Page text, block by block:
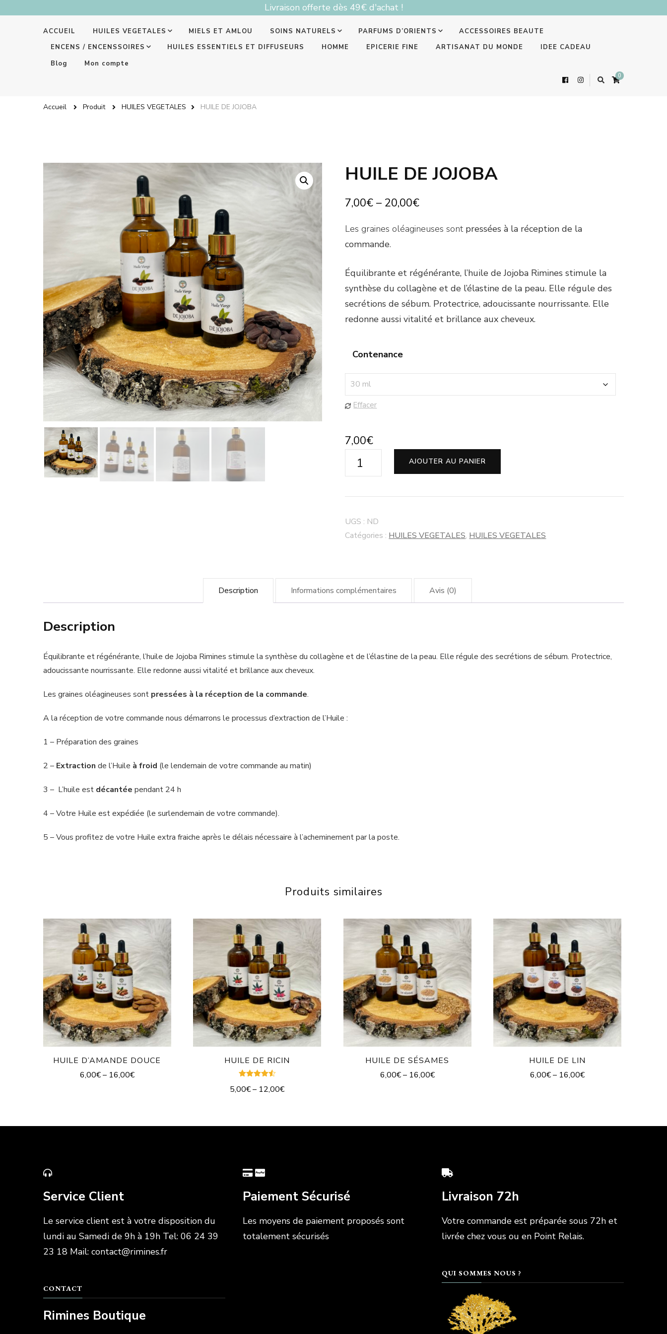
Livraison offerte dès 49€ d'achat !
ACCUEIL HUILES VEGETALES MIELS ET AMLOU SOINS NATURELS PARFUMS D’ORIENTS
ACCESSOIRES BEAUTE
ENCENS / ENCENSSOIRES
HUILES ESSENTIELS ET DIFFUSEURS HOMME EPICERIE FINE ARTISANAT DU MONDE
IDEE CADEAU
Blog
Mon compte
0
Accueil Produit HUILES VEGETALES HUILE DE JOJOBA
HUILE DE JOJOBA
7,00€ – 20,00€
Les graines oléagineuses sont pressées à la réception de la
commande.
Équilibrante et régénérante, l’huile de Jojoba Rimines stimule la
synthèse du collagène et de l’élastine de la peau. Elle régule des
secrétions de sébum. Protectrice, adoucissante nourrissante. Elle
redonne aussi vitalité et brillance aux cheveux.
Contenance
Effacer
7,00€
AJOUTER AU PANIER
UGS : ND
Catégories : HUILES VEGETALES, HUILES VEGETALES
Description Informations complémentaires Avis (0)
Description
Équilibrante et régénérante, l’huile de Jojoba Rimines stimule la synthèse du collagène et de l’élastine de la peau. Elle régule des secrétions de sébum. Protectrice,
adoucissante nourrissante. Elle redonne aussi vitalité et brillance aux cheveux.
Les graines oléagineuses sont pressées à la réception de la commande.
A la réception de votre commande nous démarrons le processus d’extraction de l’Huile :
1 – Préparation des graines
2 – Extraction de l’Huile à froid (le lendemain de votre commande au matin)
3 – L’huile est décantée pendant 24 h
4 – Votre Huile est expédiée (le surlendemain de votre commande).
5 – Vous profitez de votre Huile extra fraiche après le délais nécessaire à l’acheminement par la poste.
Produits similaires
HUILE D’AMANDE DOUCE
6,00€– 16,00€
HUILE DE RICIN
4.50
5,00€– 12,00€
HUILE DE SÉSAMES
6,00€– 16,00€
HUILE DE LIN
6,00€– 16,00€
Service Client
Le service client est à votre disposition du
lundi au Samedi de 9h à 19h Tel: 06 24 39
23 18 Mail: contact@rimines.fr
CONTACT
Rimines Boutique
Paiement Sécurisé
Les moyens de paiement proposés sont
totalement sécurisés
Livraison 72h
Votre commande est préparée sous 72h et
livrée chez vous ou en Point Relais.
QUI SOMMES NOUS ?